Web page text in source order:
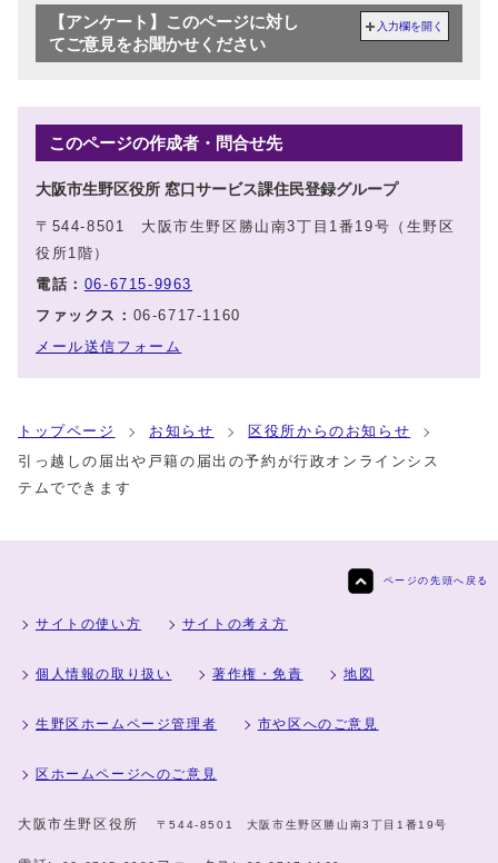
【アンケート】このページに対し
てご意見をお聞かせください
入力欄を開く
このページの作成者・問合せ先
大阪市生野区役所 窓口サービス課住民登録グループ
〒544-8501 大阪市生野区勝山南3丁目1番19号（生野区
役所1階）
電話： 06-6715-9963
ファックス： 06-6717-1160
メール送信フォーム
トップページ お知らせ
区役所からのお知らせ
引っ越しの届出や戸籍の届出の予約が行政オンラインシス
テムでできます
ページの先頭へ戻る
サイトの使い方 サイトの考え方
個人情報の取り扱い 著作権・免責 地図
生野区ホームページ管理者 市や区へのご意見
区ホームページへのご意見
大阪市生野区役所 〒544-8501 大阪市生野区勝山南3丁目1番19号